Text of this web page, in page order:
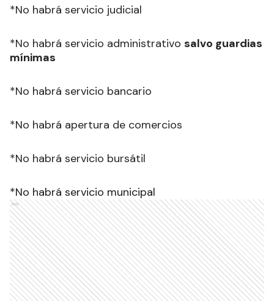
*No habrá servicio judicial
*No habrá servicio administrativo salvo guardias
mínimas
*No habrá servicio bancario
*No habrá apertura de comercios
*No habrá servicio bursátil
*No habrá servicio municipal
Ads